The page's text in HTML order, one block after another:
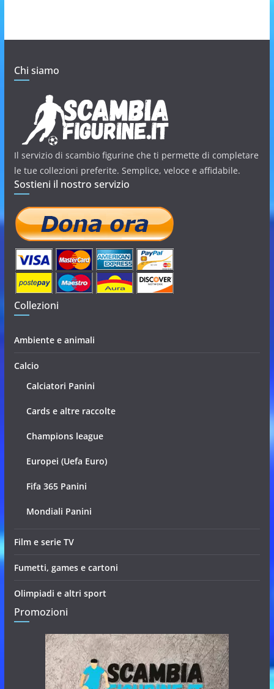
Chi siamo
Il servizio di scambio figurine che ti permette di completare
le tue collezioni preferite. Semplice, veloce e affidabile.
Sostieni il nostro servizio
Collezioni
Ambiente e animali
Calcio
Calciatori Panini
Cards e altre raccolte
Champions league
Europei (Uefa Euro)
Fifa 365 Panini
Mondiali Panini
Film e serie TV
Fumetti, games e cartoni
Olimpiadi e altri sport
Promozioni